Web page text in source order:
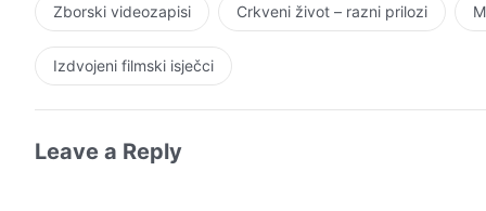
zbog svega što su učinili. Nadgledat ću cijelu zemlju
pravednošću, veličanstvom, gnjevom i grdnjom,
Zborski videozapisi Crkveni život – razni prilozi
Izdvojeni filmski isječci
Leave a Reply